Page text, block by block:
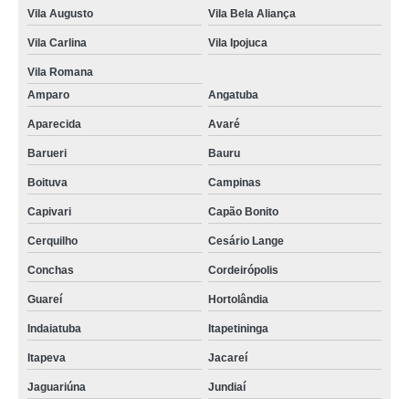
Vila Augusto Vila Bela Aliança
Vila Carlina Vila Ipojuca
Vila Romana
Amparo
Angatuba
Aparecida Avaré
Barueri Bauru
Boituva Campinas
Capivari Capão Bonito
Cerquilho Cesário Lange
Conchas Cordeirópolis
Guareí Hortolândia
Indaiatuba Itapetininga
Itapeva Jacareí
Jaguariúna Jundiaí